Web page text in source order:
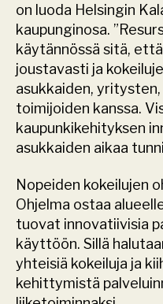
on luoda Helsingin
kaupunginosa.
käytännössä sitä,
joustavasti ja
asukkaiden,
toimijoiden kanssa.
kaupunkikehityksen
asukkaiden aikaa
Nopeiden kokeilujen
Ohjelma ostaa
tuovat innovatiivisia
käyttöön. Sillä
yhteisiä kokeiluja ja
kehittymistä